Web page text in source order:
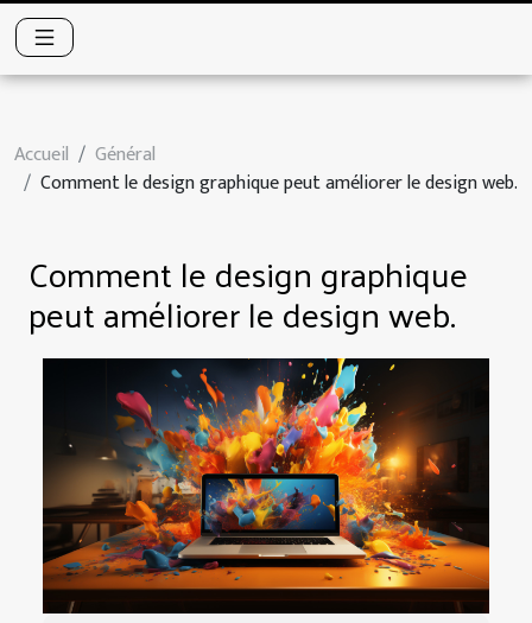
Accueil
Général
Comment le design graphique peut améliorer le design web.
Comment le design graphique
peut améliorer le design web.